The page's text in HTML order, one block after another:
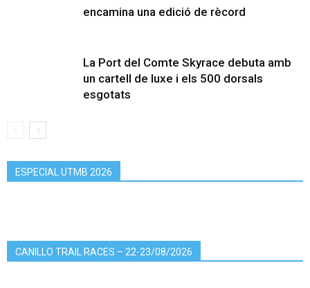
encamina una edició de rècord
La Port del Comte Skyrace debuta amb
un cartell de luxe i els 500 dorsals
esgotats
ESPECIAL UTMB 2026
CANILLO TRAIL RACES – 22-23/08/2026